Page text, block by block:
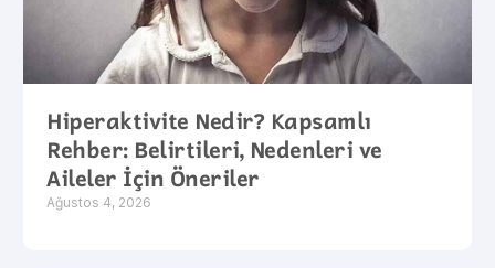
Hiperaktivite Nedir? Kapsamlı
Rehber: Belirtileri, Nedenleri ve
Aileler İçin Öneriler
Ağustos 4, 2026